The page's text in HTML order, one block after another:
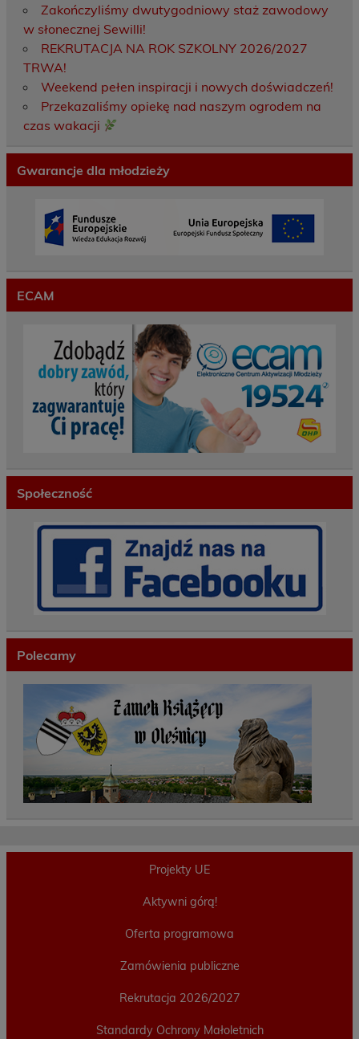
Zakończyliśmy dwutygodniowy staż zawodowy
w słonecznej Sewilli!
REKRUTACJA NA ROK SZKOLNY 2026/2027
TRWA!
Weekend pełen inspiracji i nowych doświadczeń!
Przekazaliśmy opiekę nad naszym ogrodem na
czas wakacji
Gwarancje dla młodzieży
ECAM
Społeczność
Polecamy
Projekty UE
Aktywni górą!
Oferta programowa
Zamówienia publiczne
Rekrutacja 2026/2027
Standardy Ochrony Małoletnich